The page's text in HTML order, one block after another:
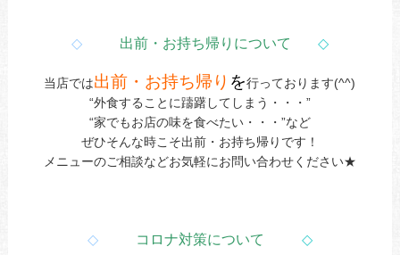
◇ 出前・お持ち帰りについて ◇
当店では出前・お持ち帰り を行っております(^^)
“外食することに躊躇してしまう・・・”
“家でもお店の味を食べたい・・・”など
ぜひそんな時こそ出前・お持ち帰りです！
メニューのご相談などお気軽にお問い合わせください★
◇ コロナ対策について ◇